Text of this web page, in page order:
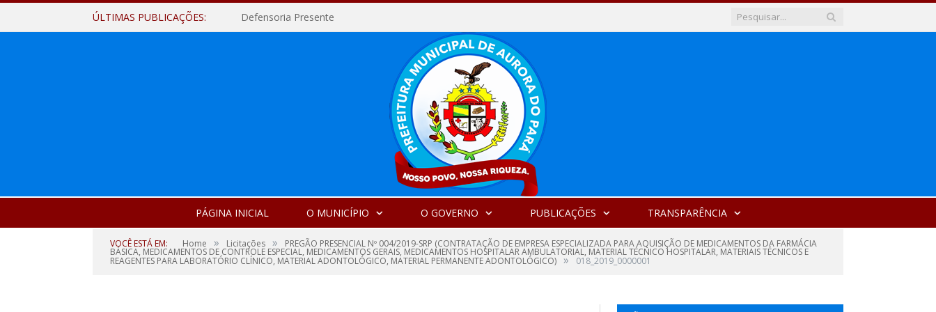
ÚLTIMAS PUBLICAÇÕES: Defensoria Presente
PÁGINA INICIAL O MUNICÍPIO O GOVERNO PUBLICAÇÕES TRANSPARÊNCIA
VOCÊ ESTÁ EM: Home » Licitações » PREGÃO PRESENCIAL Nº 004/2019-SRP (CONTRATAÇÃO DE EMPRESA ESPECIALIZADA PARA AQUISIÇÃO DE MEDICAMENTOS DA FARMÁCIA
BÁSICA, MEDICAMENTOS DE CONTROLE ESPECIAL, MEDICAMENTOS GERAIS, MEDICAMENTOS HOSPITALAR AMBULATORIAL, MATERIAL TÉCNICO HOSPITALAR, MATERIAIS TÉCNICOS E
REAGENTES PARA LABORATÓRIO CLÍNICO, MATERIAL ADONTOLÓGICO, MATERIAL PERMANENTE ADONTOLÓGICO) » 018_2019_0000001